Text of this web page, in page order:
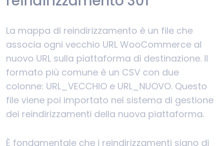
La mappa di reindirizzamento è un file che
associa ogni vecchio URL WooCommerce al
nuovo URL sulla piattaforma di destinazione. Il
formato più comune è un CSV con due
colonne: URL_VECCHIO e URL_NUOVO. Questo
file viene poi importato nel sistema di gestione
dei reindirizzamenti della nuova piattaforma.
È fondamentale che i reindirizzamenti siano di